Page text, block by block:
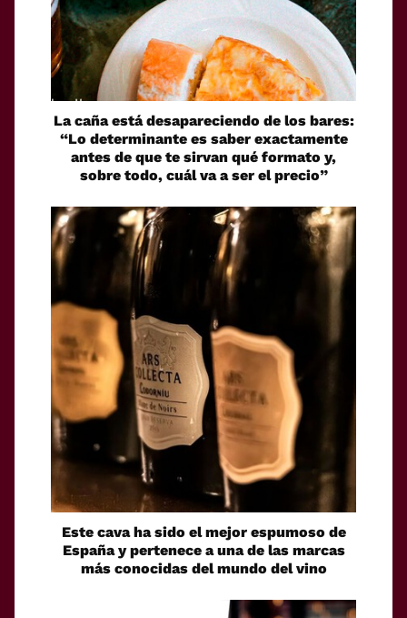
La caña está desapareciendo de los bares:
“Lo determinante es saber exactamente
antes de que te sirvan qué formato y,
sobre todo, cuál va a ser el precio”
Este cava ha sido el mejor espumoso de
España y pertenece a una de las marcas
más conocidas del mundo del vino